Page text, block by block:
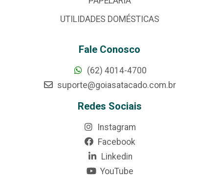
UTILIDADES DOMÉSTICAS
Fale Conosco
(62) 4014-4700
suporte@goiasatacado.com.br
Redes Sociais
Instagram
Facebook
Linkedin
YouTube